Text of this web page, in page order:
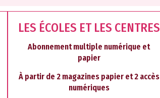
LES ÉCOLES ET LES CENTRES
Abonnement multiple numérique et
papier
À partir de 2 magazines papier et 2 accès
numériques